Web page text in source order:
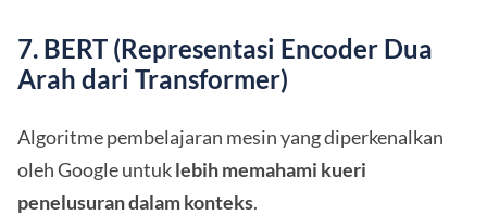
7. BERT (Representasi Encoder Dua
Arah dari Transformer)
Algoritme pembelajaran mesin yang diperkenalkan
oleh Google untuklebih memahami kueri
penelusuran dalam konteks.